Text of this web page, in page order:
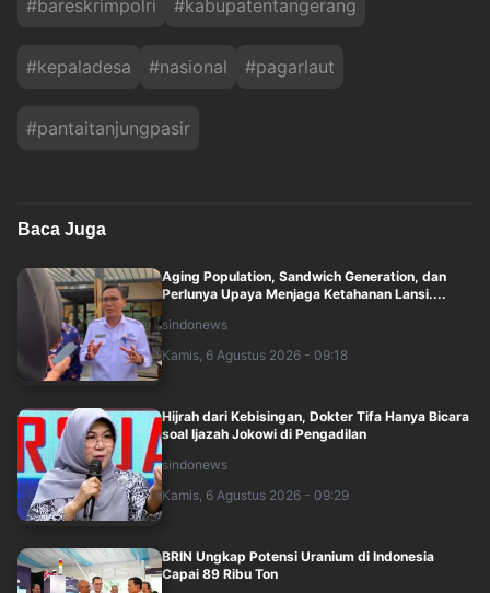
#bareskrimpolri #kabupatentangerang
#kepaladesa #nasional #pagarlaut
#pantaitanjungpasir
Baca Juga
Aging Population, Sandwich Generation, dan
Perlunya Upaya Menjaga Ketahanan Lansi....
sindonews
Kamis, 6 Agustus 2026 - 09:18
Hijrah dari Kebisingan, Dokter Tifa Hanya Bicara
soal Ijazah Jokowi di Pengadilan
sindonews
Kamis, 6 Agustus 2026 - 09:29
BRIN Ungkap Potensi Uranium di Indonesia
Capai 89 Ribu Ton